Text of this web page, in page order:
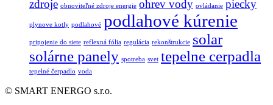
zdroje obnoviteľné zdroje energie ohrev vody ovládanie piecky
plynove kotly podlahové podlahové kúrenie
pripojenie do siete reflexná fólia regulácia rekonštrukcie solar
solárne panely spotreba svet tepelne cerpadla
tepelné čerpadlo voda
© SMART ENERGO s.r.o.